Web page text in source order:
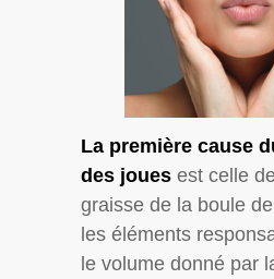
La première cause
des joues est celle
graisse de la boule
les éléments
le volume donné par